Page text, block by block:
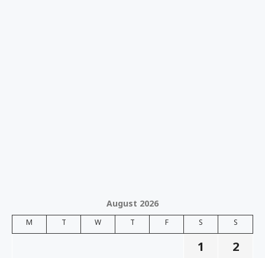
August 2026
M T W T F S S
1
2